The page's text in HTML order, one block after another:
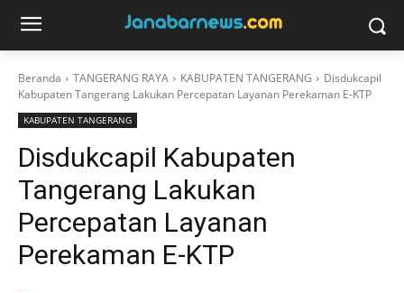
Beranda TANGERANG RAYA KABUPATEN TANGERANG
Disdukcapil
Kabupaten Tangerang Lakukan Percepatan Layanan Perekaman E-KTP
KABUPATEN TANGERANG
Disdukcapil Kabupaten
Tangerang Lakukan
Percepatan Layanan
Perekaman E-KTP